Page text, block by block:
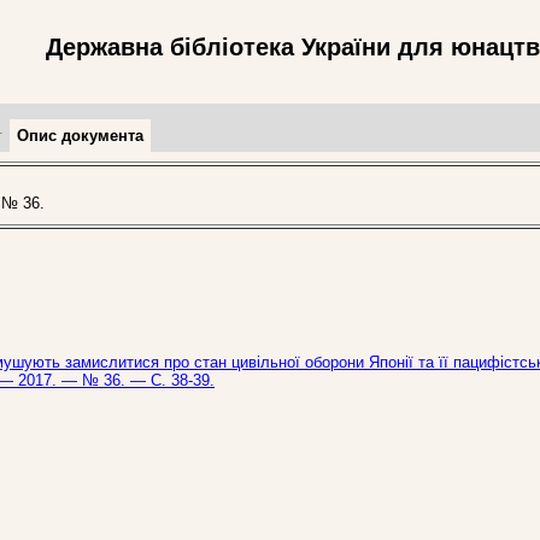
Державна бібліотека України для
Опис документа
№ 36.
замислитися про стан цивільної оборони Японії та її
— 2017. — № 36. — С. 38-39.